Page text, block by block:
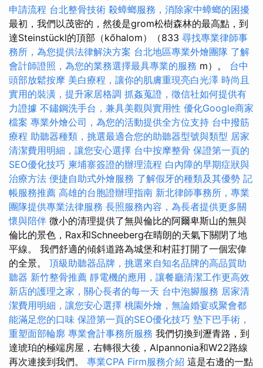
申請流程 台北整骨技術 殺蟑螂服務，消除家中蟑螂的困擾
最初，我們以茂密的，然後是grom松樹森林的最高點，到
達Steinstückl的頂部（kőhalom）（833 尋找專業律師事
務所，為您提供法律解決方案 台北地區專業外燴團隊 了解
會計師證照，為您的業務選擇最具專業的服務 m）。 台中
頭部放鬆按摩 美白療程，讓你的肌膚重現亮白光澤 時尚且
實用的裝潢，提升家居格調 抓姦蒐證，徵信社如何提供有
力證據 不鏽鋼洗手台，兼具美觀與實用性 優化Google商家
檔案 專業外燴公司，為您的活動提供全方位支持 台中撥筋
療程 助聽器種類，挑選最適合您的助聽器型號與類型 居家
清潔費用明細，讓您安心選擇 台中按摩整骨 保證第一頁的
SEO優化技巧 柬埔寨簽證的辦理流程 白內障的早期症狀與
治療方法 便捷自助式外燴服務 了解假牙的種類及其優勢 記
帳服務推薦 高雄的台胞證辦理指南 新北律師事務所，專業
團隊提供專業法律服務 長照服務內容，為長者提供更多關
懷與陪伴 微小的清理提供了無與倫比的阿爾卑斯山的無與
倫比的景色，Rax和Schneeberg在晴朗的天氣下關閉了地
平線。 我們舒適的傾斜道路為城堡和村莊打開了一個宏偉
的全景。 頂級助聽器品牌，挑選來自知名品牌的高品質助
聽器 新竹整骨推薦 靜電機的應用，讓餐廳清潔工作更高效
新店的護理之家，關心長者的每一天 台中泡腳服務 居家清
潔費用明細，讓您安心選擇 桃園外燴，無論婚宴或聚會都
能滿足您的口味 保證第一頁的SEO優化技巧 墊下巴手術，
重塑面部輪廓 專業會計事務所服務 我們切換到瀝青路，到
達琥珀的極端房屋，右轉很大後，Alpannonia和W22路線
再次連接到我們。 專業CPA Firm服務介紹 這是右邊的一點